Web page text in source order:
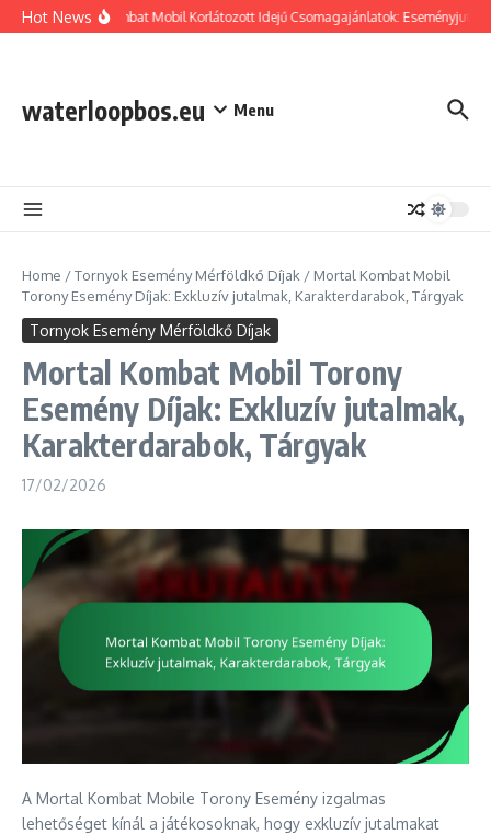
Skip to content
Hot News
Mortal Kombat Mobil Korlátozott Idejű Csomagajánlatok:
waterloopbos.eu Menu
Home /Tornyok Esemény Mérföldkő Díjak / Mortal Kombat Mobil
Torony Esemény Díjak: Exkluzív jutalmak, Karakterdarabok, Tárgyak
Tornyok Esemény Mérföldkő Díjak
Mortal Kombat Mobil Torony
Esemény Díjak: Exkluzív jutalmak,
Karakterdarabok, Tárgyak
17/02/2026
A Mortal Kombat Mobile Torony Esemény izgalmas
lehetőséget kínál a játékosoknak, hogy exkluzív jutalmakat